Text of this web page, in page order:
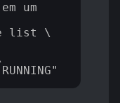
um
list \